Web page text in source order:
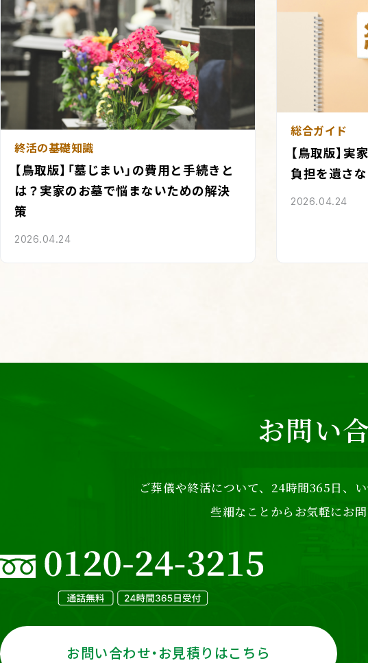
終活の基礎知識
【鳥取版】「墓じまい」の費用と手続きと
は？実家のお墓で悩まないための解決
策
2026.04.24
総合ガイド
【鳥取版】
負担を遺さ
2026.04.24
お問い
ご葬儀や終活について、24時間365日、
些細なことからお気軽にお問
お問い合わせ・お見積りはこちら